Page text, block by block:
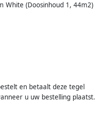
White (Doosinhoud 1, 44m2)
en betaalt deze tegel
u uw bestelling plaatst.